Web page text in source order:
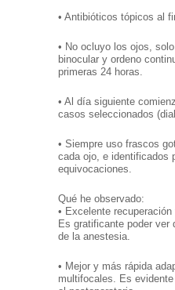
• Antibióticos tópicos al
• No ocluyo los ojos,
binocular y ordeno
primeras 24 horas.
• Al día siguiente
casos seleccionados
• Siempre uso frascos
cada ojo, e identificados
equivocaciones.
Qué he observado:
• Excelente
Es gratificante poder ver
de la anestesia.
• Mejor y más rápida
multifocales. Es